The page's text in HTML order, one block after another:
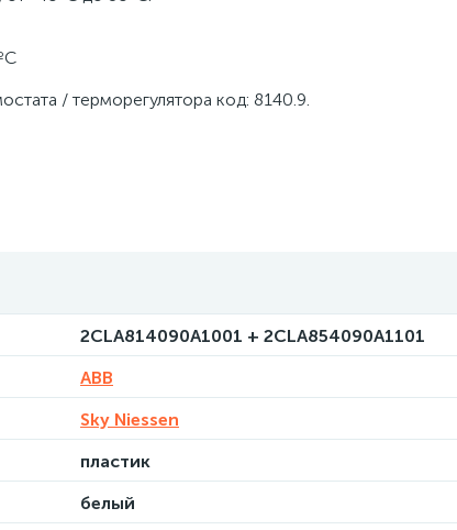
/ терморегулятора код: 8140.9.
2CLA814090A1001 + 2CLA854090A1101
ABB
Sky Niessen
пластик
белый